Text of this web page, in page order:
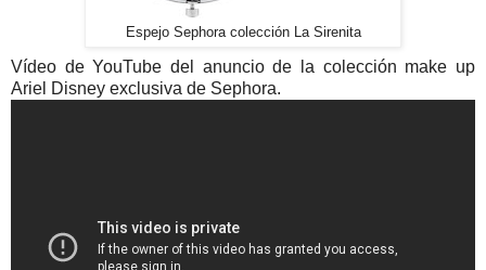
Espejo Sephora colección La Sirenita
Vídeo de YouTube del anuncio de la colección make up
Ariel Disney exclusiva de Sephora.